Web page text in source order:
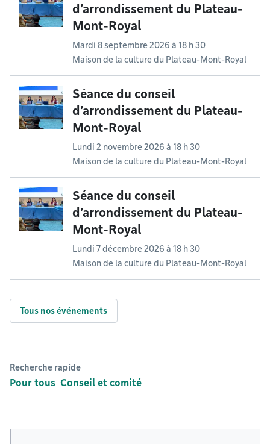
d’arrondissement du Plateau-
Mont-Royal
Mardi 8 septembre 2026 à 18 h 30
Maison de la culture du Plateau-Mont-Royal
Séance du conseil
d’arrondissement du Plateau-
Mont-Royal
Lundi 2 novembre 2026 à 18 h 30
Maison de la culture du Plateau-Mont-Royal
Séance du conseil
d’arrondissement du Plateau-
Mont-Royal
Lundi 7 décembre 2026 à 18 h 30
Maison de la culture du Plateau-Mont-Royal
Tous nos événements
Recherche rapide
Pour tous Conseil et comité